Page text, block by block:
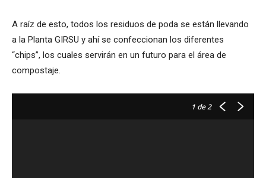
A raíz de esto, todos los residuos de poda se están llevando
a la Planta GIRSU y ahí se confeccionan los diferentes
“chips”, los cuales servirán en un futuro para el área de
compostaje.
1 de 2